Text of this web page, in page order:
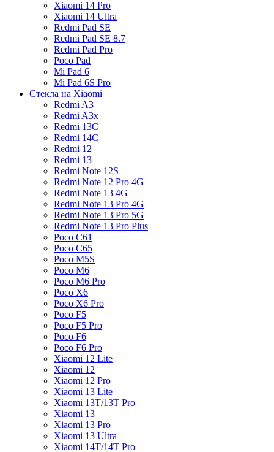
Xiaomi 14 Pro
Xiaomi 14 Ultra
Redmi Pad SE
Redmi Pad SE 8.7
Redmi Pad Pro
Poco Pad
Mi Pad 6
Mi Pad 6S Pro
Стекла на Xiaomi
Redmi A3
Redmi A3x
Redmi 13C
Redmi 14C
Redmi 12
Redmi 13
Redmi Note 12S
Redmi Note 12 Pro 4G
Redmi Note 13 4G
Redmi Note 13 Pro 4G
Redmi Note 13 Pro 5G
Redmi Note 13 Pro Plus
Poco C61
Poco C65
Poco M5S
Poco M6
Poco M6 Pro
Poco X6
Poco X6 Pro
Poco F5
Poco F5 Pro
Poco F6
Poco F6 Pro
Xiaomi 12 Lite
Xiaomi 12
Xiaomi 12 Pro
Xiaomi 13 Lite
Xiaomi 13T/13T Pro
Xiaomi 13
Xiaomi 13 Pro
Xiaomi 13 Ultra
Xiaomi 14T/14T Pro